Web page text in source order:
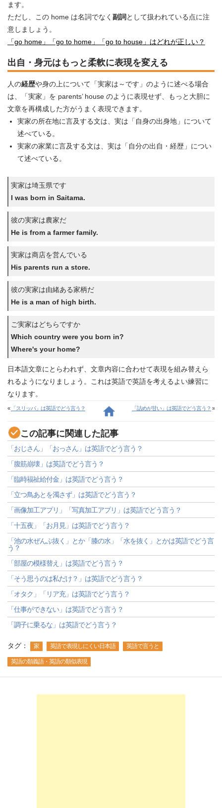
ます。
ただし、この home は名詞でなく 副詞 として扱われている点に注
意しましょう。
「go home」「go to home」「go to house」はどれが正しい？
出自・身元はもっと柔軟に表現を変える
人の経歴や身の上について「実家は～です」のように述べる場合
は、「実家」を parents’ house のように表現せず、もっと大胆に
文章を再構成した方がうまく表現できます。
実家の所在地に言及する文は、実は「自身の出身地」について
述べている。
実家の家業に言及する文は、実は「自分の出自・経歴」につい
て述べている。
実家は埼玉県です
I was born in Saitama.
彼の実家は農家だ
He is from a farmer family.
実家は商店を営んでいる
His parents run a store.
彼の実家は由緒ある家柄だ
He is a man of high birth.
ご実家はどちらですか
Which country were you born in?
Where's your home?
日本語文章にとらわれず、文章内容に合わせて表現を組み替えら
れるようになりましょう。これは英語で英語を考えるよい練習に
なります。
« 「スリッパ」は英語でどう言う？ 「詰めが甘い」は英語でどう言う？ »
この記事に関連した記事
「おじさん」「おっさん」は英語でどう言う？
「腹筋崩壊」は英語でどう言う？
「臨時福祉給付金」は英語でどう言う？
「立つ鳥あとを濁さず」は英語でどう言う？
「画像加工アプリ」「写真加工アプリ」は英語でどう言う？
「十五夜」「お月見」は英語でどう言う？
「池の水ぜんぶ抜く」とか「膝の水」「水を抜く」とかは英語でどう言
う？
「部屋の模様替え」は英語でどう言う？
「そう思うのは私だけ？」は英語でどう言う？
「オタク」「リア充」は英語でどう言う？
「仕事ができない」は英語でどう言う？
「調子に乗るな」は英語でどう言う？
タグ： 家 英語で表現しにくい日本語 英語で言うと
英語の類義語・英語の類似表現